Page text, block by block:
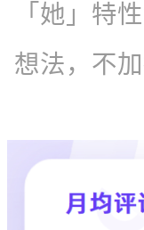
「她」特
想法，不